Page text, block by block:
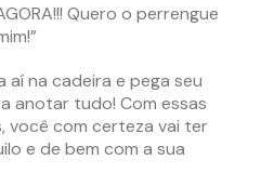
Quero o perrengue
na cadeira e pega seu
anotar tudo! Com essas
você com certeza vai ter
e de bem com a sua